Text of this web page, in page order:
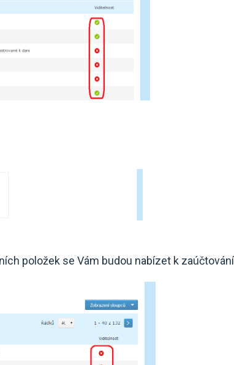
položek se Vám budou nabízet k